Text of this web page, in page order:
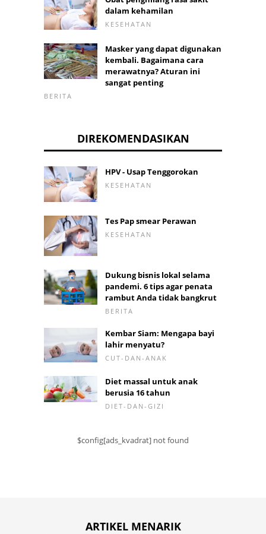
dalam kehamilan
KESEHATAN
Masker yang dapat digunakan
kembali. Bagaimana cara
merawatnya? Aturan ini
sangat penting
BERITA
DIREKOMENDASIKAN
HPV - Usap Tenggorokan
KESEHATAN
Tes Pap smear Perawan
KESEHATAN
Dukung bisnis lokal selama
pandemi. 6 tips agar penata
rambut Anda tidak bangkrut
BERITA
Kembar Siam: Mengapa bayi
lahir menyatu?
CUT-DAN-ANAK
Diet massal untuk anak
berusia 16 tahun
DIET-DAN-GIZI
$config[ads_kvadrat] not found
ARTIKEL MENARIK